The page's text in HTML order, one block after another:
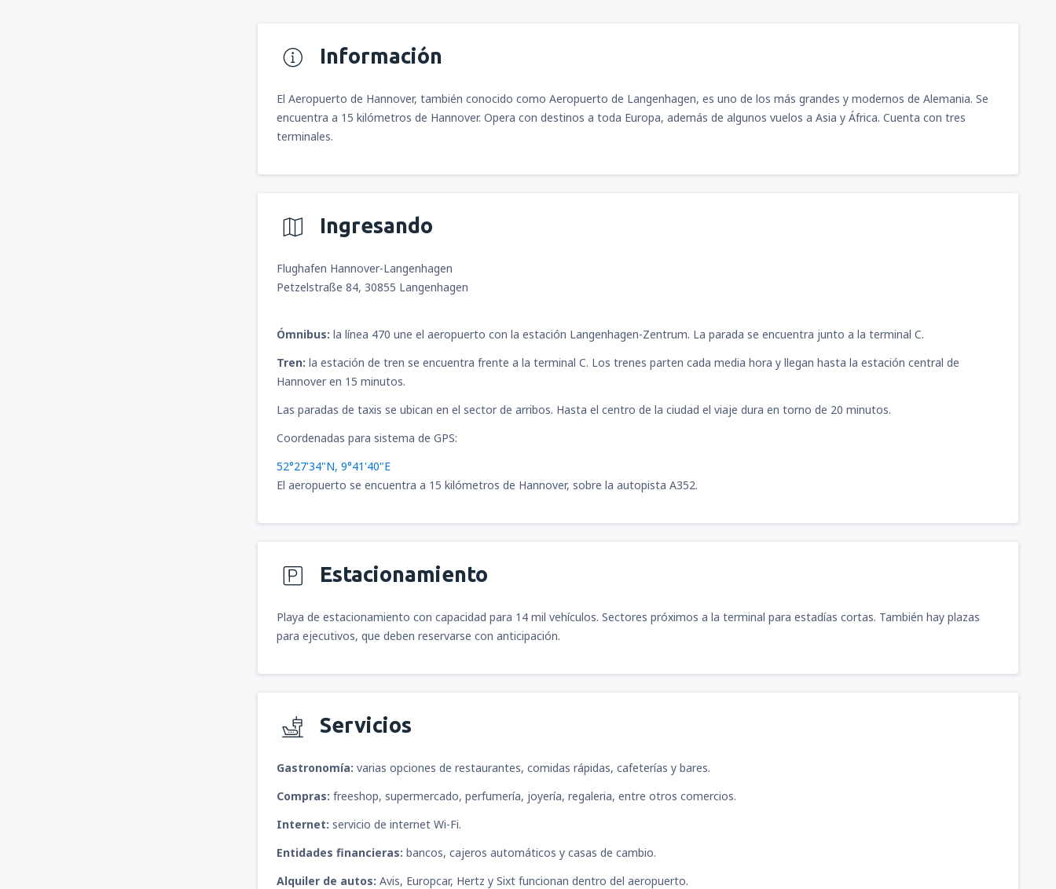
Información
El Aeropuerto de Hannover, también conocido como Aeropuerto de Langenhagen, es uno de los más grandes y modernos de Alemania. Se
encuentra a 15 kilómetros de Hannover. Opera con destinos a toda Europa, además de algunos vuelos a Asia y África. Cuenta con tres
terminales.
Ingresando
Flughafen Hannover-Langenhagen
Petzelstraße 84, 30855 Langenhagen
Ómnibus: la línea 470 une el aeropuerto con la estación Langenhagen-Zentrum. La parada se encuentra junto a la terminal C.
Tren: la estación de tren se encuentra frente a la terminal C. Los trenes parten cada media hora y llegan hasta la estación central de
Hannover en 15 minutos.
Las paradas de taxis se ubican en el sector de arribos. Hasta el centro de la ciudad el viaje dura en torno de 20 minutos.
Coordenadas para sistema de GPS:
52°27'34"N, 9°41'40"E
El aeropuerto se encuentra a 15 kilómetros de Hannover, sobre la autopista A352.
Estacionamiento
Playa de estacionamiento con capacidad para 14 mil vehículos. Sectores próximos a la terminal para estadías cortas. También hay plazas
para ejecutivos, que deben reservarse con anticipación.
Servicios
Gastronomía: varias opciones de restaurantes, comidas rápidas, cafeterías y bares.
Compras: freeshop, supermercado, perfumería, joyería, regaleria, entre otros comercios.
Internet: servicio de internet Wi-Fi.
Entidades financieras: bancos, cajeros automáticos y casas de cambio.
Alquiler de autos: Avis, Europcar, Hertz y Sixt funcionan dentro del aeropuerto.